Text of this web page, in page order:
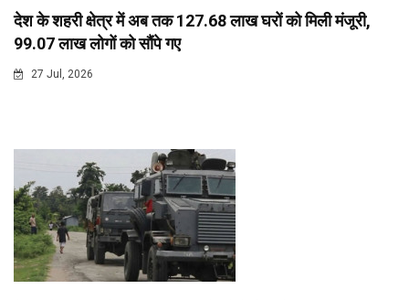
देश के शहरी क्षेत्र में अब तक 127.68 लाख घरों को मिली मंजूरी,
99.07 लाख लोगों को सौंपे गए
27 Jul, 2026